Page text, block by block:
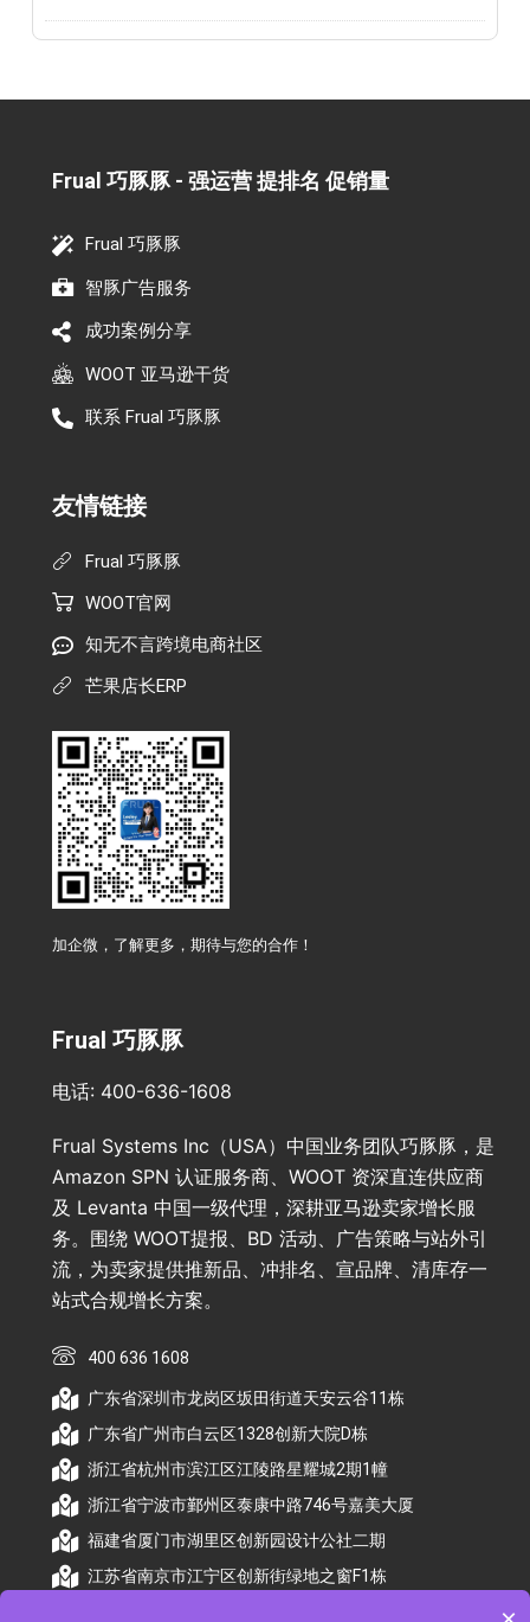
Frual 巧豚豚 - 强运营 提排名 促销量​
Frual 巧豚豚
智豚广告服务
成功案例分享
WOOT 亚马逊干货
联系 Frual 巧豚豚
友情链接
Frual 巧豚豚
WOOT官网
知无不言跨境电商社区
芒果店长ERP
加企微，了解更多，期待与您的合作！
Frual 巧豚豚
电话: 400-636-1608
Frual Systems Inc（USA）中国业务团队巧豚豚，是
Amazon SPN 认证服务商、WOOT 资深直连供应商
及 Levanta 中国一级代理，深耕亚马逊卖家增长服
务。围绕 WOOT提报、BD 活动、广告策略与站外引
流，为卖家提供推新品、冲排名、宣品牌、清库存一
站式合规增长方案。
400 636 1608
广东省深圳市龙岗区坂田街道天安云谷11栋
广东省广州市白云区1328创新大院D栋
浙江省杭州市滨江区江陵路星耀城2期1幢
浙江省宁波市鄞州区泰康中路746号嘉美大厦
福建省厦门市湖里区创新园设计公社二期
江苏省南京市江宁区创新街绿地之窗F1栋